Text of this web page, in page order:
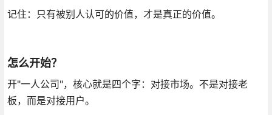
记住：只有被别人认可的价值，才是真正的价值。
怎么开始？
开"一人公司"，核心就是四个字：对接市场。不是对接老
板，而是对接用户。